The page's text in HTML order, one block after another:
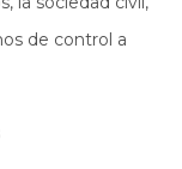
de control a